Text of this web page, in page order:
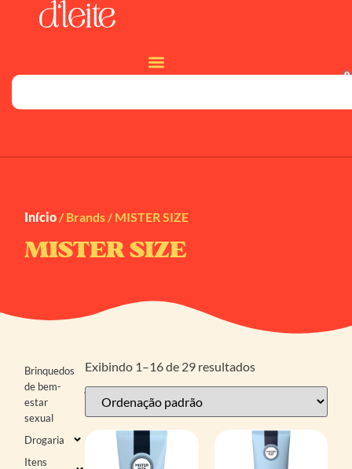
0
Início / Brands / MISTER SIZE
MISTER SIZE
Brinquedos
de bem-
estar
sexual
Drogaria
Itens
Exibindo 1–16 de 29 resultados